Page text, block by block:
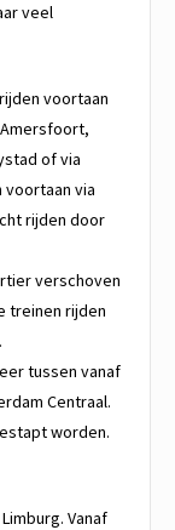
veel
voortaan
of via
voortaan via
rijden door
verschoven
treinen rijden
tussen vanaf
Centraal.
worden.
Vanaf